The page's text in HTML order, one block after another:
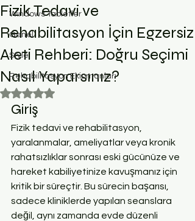
Windows Tabletler
Genel
Style
Rehabilitasyon Ekipmanları
Fizik Tedavi ve
Rehabilitasyon İçin Egzersiz
Aleti Rehberi: Doğru Seçimi
Nasıl Yaparsınız?
5 üzerinden NaN yıldız
Giriş
Fizik tedavi ve rehabilitasyon,
yaralanmalar, ameliyatlar veya kronik
rahatsızlıklar sonrası eski gücünüze ve
hareket kabiliyetinize kavuşmanız için
kritik bir süreçtir. Bu sürecin başarısı,
sadece kliniklerde yapılan seanslara
değil, aynı zamanda evde düzenli